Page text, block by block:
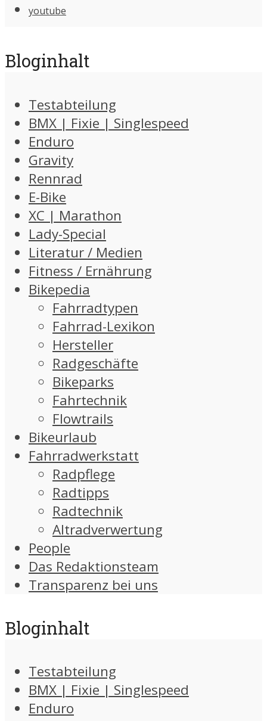
youtube
Bloginhalt
Testabteilung
BMX | Fixie | Singlespeed
Enduro
Gravity
Rennrad
E-Bike
XC | Marathon
Lady-Special
Literatur / Medien
Fitness / Ernährung
Bikepedia
Fahrradtypen
Fahrrad-Lexikon
Hersteller
Radgeschäfte
Bikeparks
Fahrtechnik
Flowtrails
Bikeurlaub
Fahrradwerkstatt
Radpflege
Radtipps
Radtechnik
Altradverwertung
People
Das Redaktionsteam
Transparenz bei uns
Bloginhalt
Testabteilung
BMX | Fixie | Singlespeed
Enduro